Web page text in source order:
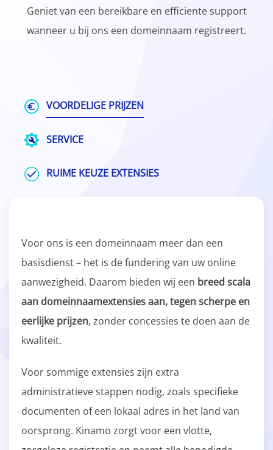
Geniet van een bereikbare en efficiente support
wanneer u bij ons een domeinnaam registreert.
VOORDELIGE PRIJZEN
SERVICE
RUIME KEUZE EXTENSIES
Voor ons is een domeinnaam meer dan een
basisdienst – het is de fundering van uw online
aanwezigheid. Daarom bieden wij een breed scala
aan domeinnaamextensies aan, tegen scherpe en
eerlijke prijzen, zonder concessies te doen aan de
kwaliteit.
Voor sommige extensies zijn extra
administratieve stappen nodig, zoals specifieke
documenten of een lokaal adres in het land van
oorsprong. Kinamo zorgt voor een vlotte,